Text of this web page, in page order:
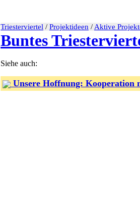
Triesterviertel / Projektideen / Aktive
Buntes
Siehe auch:
Unsere Hoffnung: Kooperation